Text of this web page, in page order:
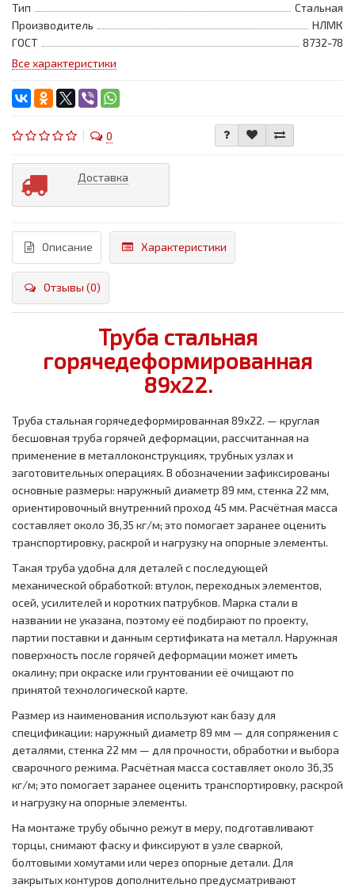
Тип
Стальная
Производитель
НЛМК
ГОСТ
8732-78
Все характеристики
0
Доставка
Описание Характеристики
Отзывы (0)
Труба стальная
горячедеформированная
89x22.
Труба стальная горячедеформированная 89x22. — круглая
бесшовная труба горячей деформации, рассчитанная на
применение в металлоконструкциях, трубных узлах и
заготовительных операциях. В обозначении зафиксированы
основные размеры: наружный диаметр 89 мм, стенка 22 мм,
ориентировочный внутренний проход 45 мм. Расчётная масса
составляет около 36,35 кг/м; это помогает заранее оценить
транспортировку, раскрой и нагрузку на опорные элементы.
Такая труба удобна для деталей с последующей
механической обработкой: втулок, переходных элементов,
осей, усилителей и коротких патрубков. Марка стали в
названии не указана, поэтому её подбирают по проекту,
партии поставки и данным сертификата на металл. Наружная
поверхность после горячей деформации может иметь
окалину; при окраске или грунтовании её очищают по
принятой технологической карте.
Размер из наименования используют как базу для
спецификации: наружный диаметр 89 мм — для сопряжения с
деталями, стенка 22 мм — для прочности, обработки и выбора
сварочного режима. Расчётная масса составляет около 36,35
кг/м; это помогает заранее оценить транспортировку, раскрой
и нагрузку на опорные элементы.
На монтаже трубу обычно режут в меру, подготавливают
торцы, снимают фаску и фиксируют в узле сваркой,
болтовыми хомутами или через опорные детали. Для
закрытых контуров дополнительно предусматривают